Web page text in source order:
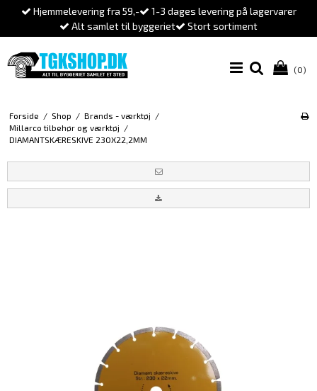
Hjemmelevering fra 59,-
1-3 dages levering på lagervarer
Alt samlet til byggeriet
Stort sortiment
(0)
Forside / Shop / Brands - værktøj /
Millarco tilbehør og værktøj /
DIAMANTSKÆRESKIVE 230X22,2MM